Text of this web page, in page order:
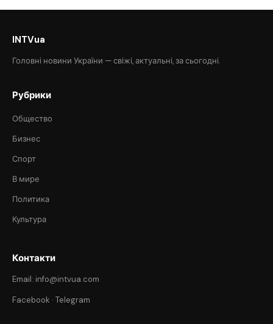
INTVua
Головні новини України — свіжі, актуальні, за сьогодні.
Рубрики
Общество
Бизнес
Спорт
В мире
Политика
Культура
Контакти
Email: info@intvua.com
Facebook · Telegram